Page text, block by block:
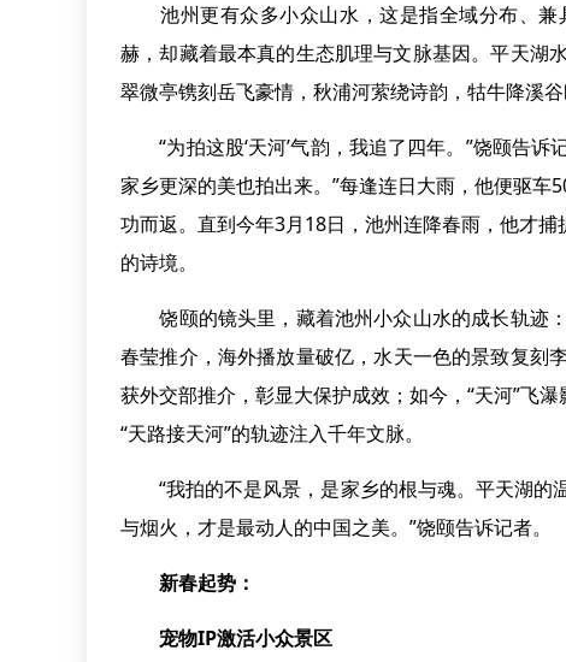
池州更有众多小众山水，这是指全域分布、兼
赫，却藏着最本真的生态肌理与文脉基因。平天湖
翠微亭镌刻岳飞豪情，秋浦河萦绕诗韵，牯牛降溪
“为拍这股‘天河’气韵，我追了四年。”饶颐告诉
家乡更深的美也拍出来。”每逢连日大雨，他便驱
功而返。直到今年3月18日，池州连降春雨，他才
的诗境。
饶颐的镜头里，藏着池州小众山水的成长轨迹
春莹推介，海外播放量破亿，水天一色的景致复刻
获外交部推介，彰显大保护成效；如今，“天河”飞
“天路接天河”的轨迹注入千年文脉。
“我拍的不是风景，是家乡的根与魂。平天湖的
与烟火，才是最动人的中国之美。”饶颐告诉记者。
新春起势：
宠物IP激活小众景区